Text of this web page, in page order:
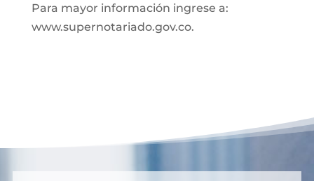
Para mayor información ingrese a:
www.supernotariado.gov.co.